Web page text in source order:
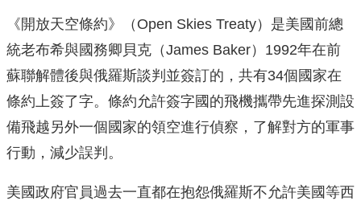
《開放天空條約》（Open Skies Treaty）是美國前總
統老布希與國務卿貝克（James Baker）1992年在前
蘇聯解體後與俄羅斯談判並簽訂的，共有34個國家在
條約上簽了字。條約允許簽字國的飛機攜帶先進探測設
備飛越另外一個國家的領空進行偵察，了解對方的軍事
行動，減少誤判。
美國政府官員過去一直都在抱怨俄羅斯不允許美國等西